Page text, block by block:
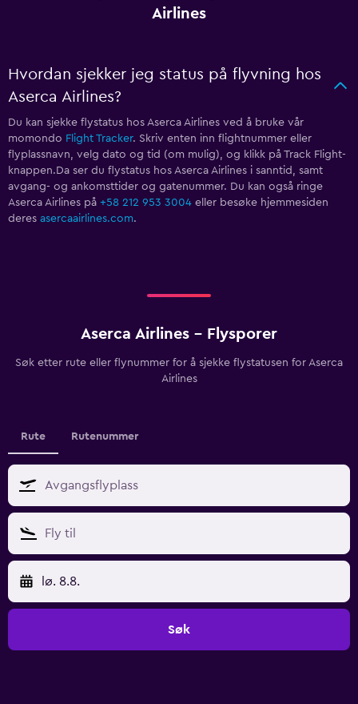
Airlines
Hvordan sjekker jeg status på flyvning hos
Aserca Airlines?
Du kan sjekke flystatus hos Aserca Airlines ved å bruke vår
momondo Flight Tracker. Skriv enten inn flightnummer eller
flyplassnavn, velg dato og tid (om mulig), og klikk på Track Flight-
knappen.Da ser du flystatus hos Aserca Airlines i sanntid, samt
avgang- og ankomsttider og gatenummer. Du kan også ringe
Aserca Airlines på +58 212 953 3004 eller besøke hjemmesiden
deres asercaairlines.com.
Aserca Airlines - Flysporer
Søk etter rute eller flynummer for å sjekke flystatusen for Aserca
Airlines
Rute Rutenummer
lø. 8.8.
Søk